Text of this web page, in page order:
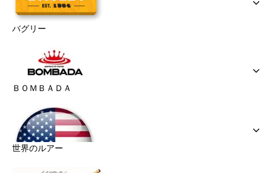
バグリー
ＢＯＭＢＡＤＡ
世界のルアー